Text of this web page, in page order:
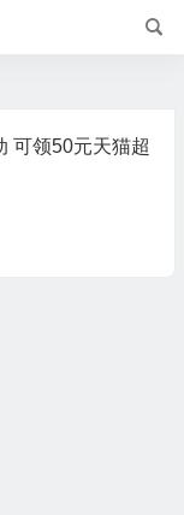
可领50元天猫超